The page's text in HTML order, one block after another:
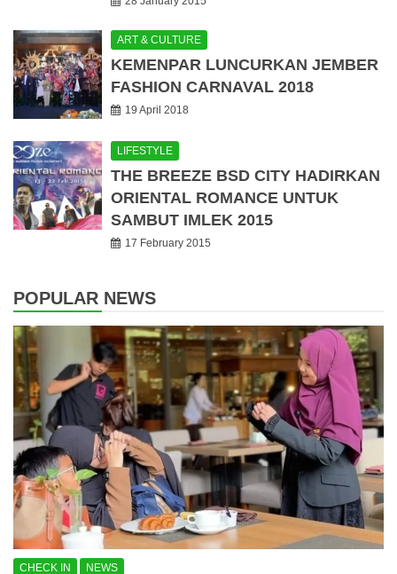
ART & CULTURE
KEMENPAR LUNCURKAN JEMBER
FASHION CARNAVAL 2018
19 April 2018
LIFESTYLE
THE BREEZE BSD CITY HADIRKAN
ORIENTAL ROMANCE UNTUK
SAMBUT IMLEK 2015
17 February 2015
POPULAR NEWS
CHECK IN NEWS